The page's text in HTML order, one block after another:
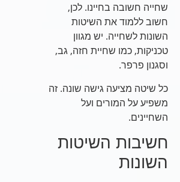
שחייה חשובה בחיינו. לכן,
חשוב ללמוד את השיטות
השונות לשחייה. יש מגוון
טכניקות, כמו שחיית חזה, גב,
וסגנון פרפר.
כל שיטה מציעה גישה שונה. זה
משפיע על המורים ועל
השחיינים.
חשיבות השיטות
השונות